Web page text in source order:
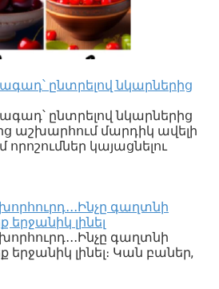
ընտրելով նկարներից
ընտրելով նկարներից
աշխարհում մարդիկ ավելի
կայացնելու
գաղտնի
երջանիկ լինել
գաղտնի
երջանիկ լինել։ Կան բաներ,